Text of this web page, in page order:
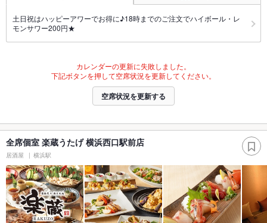
土日祝はハッピーアワーでお得に♪18時までのご注文でハイボール・レ
モンサワー200円★
カレンダーの更新に失敗しました。
下記ボタンを押して空席状況を更新してください。
空席状況を更新する
全席個室 楽蔵うたげ 横浜西口駅前店
居酒屋 横浜駅